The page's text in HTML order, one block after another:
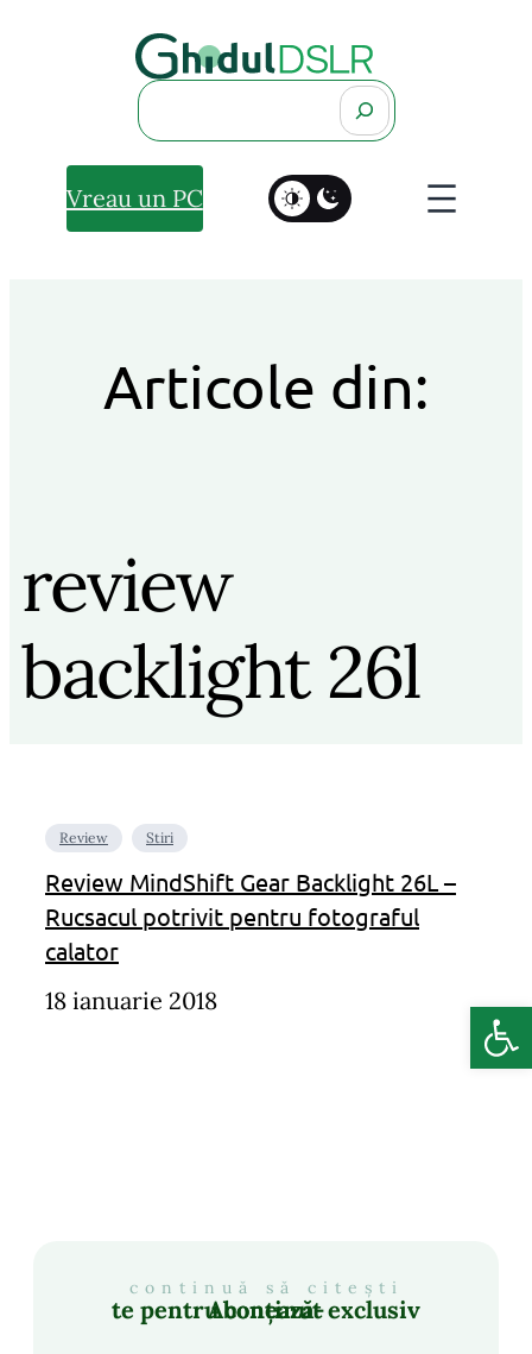
Search
Vreau un PC
Articole din:
review
backlight 26l
Review Stiri
Review MindShift Gear Backlight 26L –
Rucsacul potrivit pentru fotograful
calator
18 ianuarie 2018
continuă să citești
Abonează-te pentru conținut exclusiv